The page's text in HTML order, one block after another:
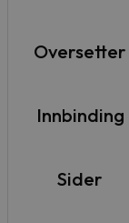
Oversetter
Innbinding
Sider